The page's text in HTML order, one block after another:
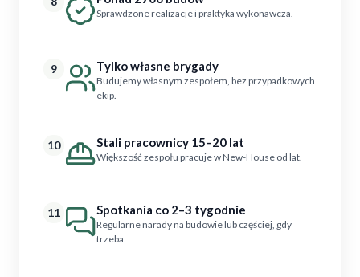
Sprawdzone realizacje i praktyka wykonawcza.
9 Tylko własne brygady
Budujemy własnym zespołem, bez przypadkowych
ekip.
10 Stali pracownicy 15–20 lat
Większość zespołu pracuje w New-House od lat.
11 Spotkania co 2–3 tygodnie
Regularne narady na budowie lub częściej, gdy
trzeba.